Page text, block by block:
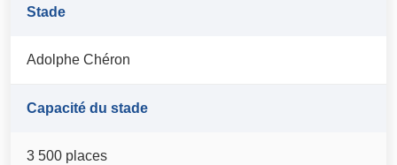
Stade
Adolphe Chéron
Capacité du stade
3 500 places